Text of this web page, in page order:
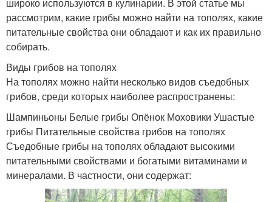
рассмотрим, какие грибы можно найти на тополях, какие
питательные свойства они обладают и как их правильно
собирать.
Виды грибов на тополях
На тополях можно найти несколько видов съедобных
грибов, среди которых наиболее распространены:
Шампиньоны Белые грибы Опёнок Моховики Ушастые
грибы Питательные свойства грибов на тополях
Съедобные грибы на тополях обладают высокими
питательными свойствами и богатыми витаминами и
минералами. В частности, они содержат: